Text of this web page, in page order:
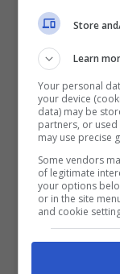
Store
Learn
Your personal
your device
data) may be
partners, or
may use precise
Some vendors
of legitimate
your options
or in the site
and cookie